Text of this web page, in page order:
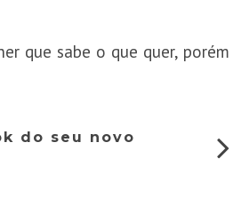
que sabe o que quer, porém
do seu novo